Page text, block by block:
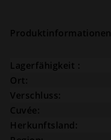
Produktinformationen
Lagerfähigkeit :
Ort:
Verschluss:
Cuvée:
Herkunftsland: